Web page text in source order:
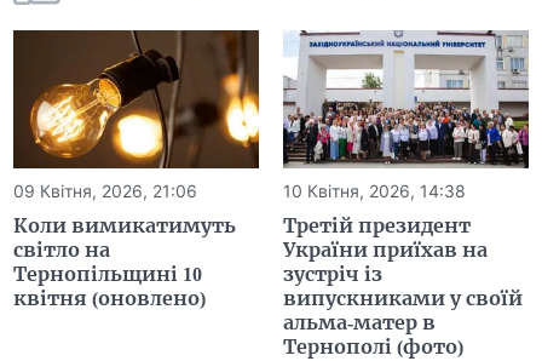
09 Квітня, 2026, 21:06
Коли вимикатимуть
світло на
Тернопільщині 10
квітня (оновлено)
10 Квітня, 2026, 14:38
Третій президент
України приїхав на
зустріч із
випускниками у своїй
альма-матер в
Тернополі (фото)